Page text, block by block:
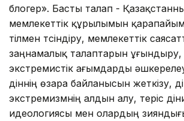
блогер». Басты талап -
мемлекеттік құрылымын
тілмен түсіндіру, мемлекеттік
заңнамалық талаптарын ұғындыру,
экстремистік ағымдарды
діннің өзара байланысын жеткізу,
экстремизмнің алдын алу, теріс
идеологиясы мен олардың